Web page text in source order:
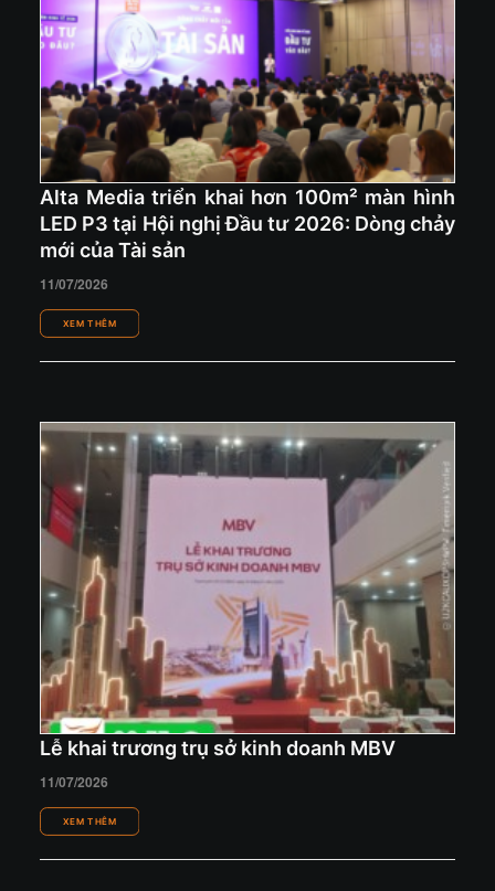
Alta Media triển khai hơn 100m² màn hình
LED P3 tại Hội nghị Đầu tư 2026: Dòng chảy
mới của Tài sản
11/07/2026
Lễ khai trương trụ sở kinh doanh MBV
11/07/2026